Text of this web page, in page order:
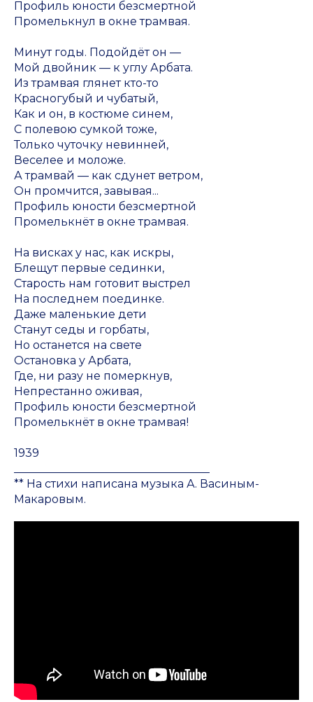
Профиль юности безсмертной
Промелькнул в окне трамвая.
Минут годы. Подойдёт он —
Мой двойник — к углу Арбата.
Из трамвая глянет кто-то
Красногубый и чубатый,
Как и он, в костюме синем,
С полевою сумкой тоже,
Только чуточку невинней,
Веселее и моложе.
А трамвай — как сдунет ветром,
Он промчится, завывая...
Профиль юности безсмертной
Промелькнёт в окне трамвая.
На висках у нас, как искры,
Блещут первые сединки,
Старость нам готовит выстрел
На последнем поединке.
Даже маленькие дети
Станут седы и горбаты,
Но останется на свете
Остановка у Арбата,
Где, ни разу не померкнув,
Непрестанно оживая,
Профиль юности безсмертной
Промелькнёт в окне трамвая!
1939
** На стихи написана музыка А. Васиным-
Макаровым.